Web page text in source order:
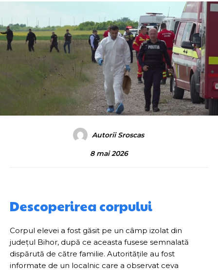
Autorii Sroscas
8 mai 2026
Descoperirea corpului
Corpul elevei a fost găsit pe un câmp izolat din
județul Bihor, după ce aceasta fusese semnalată
dispărută de către familie. Autoritățile au fost
informate de un localnic care a observat ceva